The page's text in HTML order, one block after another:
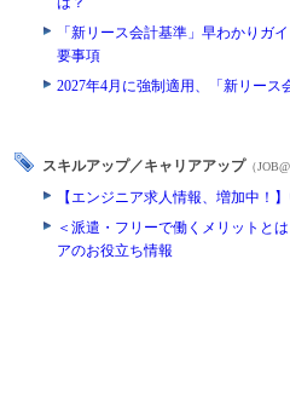
「新リース会計基準」早わかりガ
要事項
2027年4月に強制適用、「新リース
スキルアップ／キャリアアップ （
【エンジニア求人情報、増加中！
＜派遣・フリーで働くメリットと
アのお役立ち情報